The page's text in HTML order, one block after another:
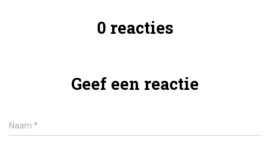
0 reacties
Geef een reactie
Naam *